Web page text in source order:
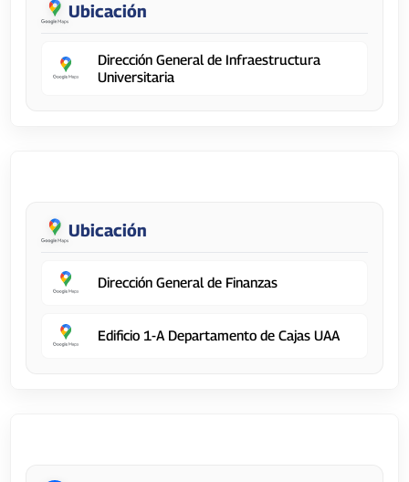
Ubicación
Dirección General de Infraestructura
Universitaria
Ubicación
Dirección General de Finanzas
Edificio 1-A Departamento de Cajas UAA